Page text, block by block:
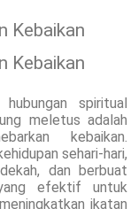
Kebaikan
Kebaikan
spiritual
meletus adalah
kebaikan.
sehari-hari,
dan berbuat
efektif untuk
ikatan